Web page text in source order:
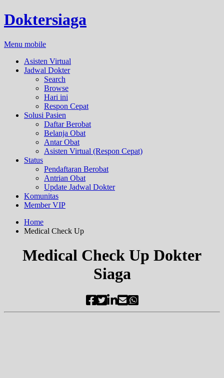
Doktersiaga
Menu mobile
Asisten Virtual
Jadwal Dokter
Search
Browse
Hari ini
Respon Cepat
Solusi Pasien
Daftar Berobat
Belanja Obat
Antar Obat
Asisten Virtual (Respon Cepat)
Status
Pendaftaran Berobat
Antrian Obat
Update Jadwal Dokter
Komunitas
Member VIP
Home
Medical Check Up
Medical Check Up Dokter
Siaga